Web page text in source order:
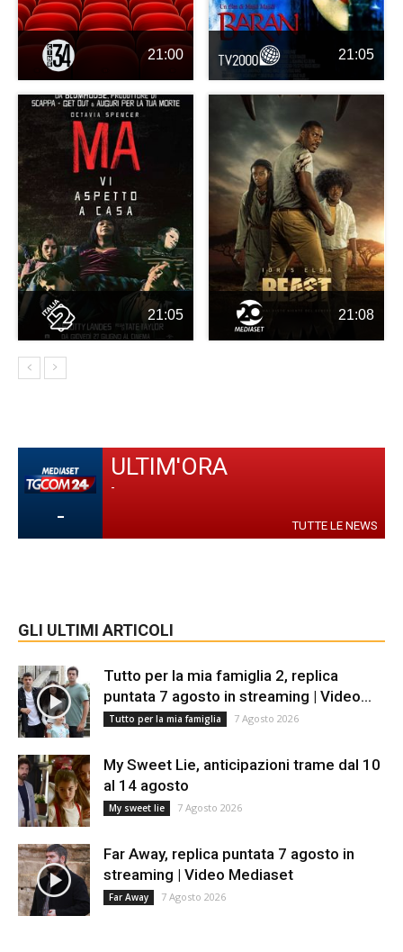
21:00 21:05
21:05 21:08
-
ULTIM'ORA
-
TUTTE LE NEWS
GLI ULTIMI ARTICOLI
Tutto per la mia famiglia 2, replica
puntata 7 agosto in streaming | Video...
Tutto per la mia famiglia 7 Agosto 2026
My Sweet Lie, anticipazioni trame dal 10
al 14 agosto
My sweet lie 7 Agosto 2026
Far Away, replica puntata 7 agosto in
streaming | Video Mediaset
Far Away 7 Agosto 2026